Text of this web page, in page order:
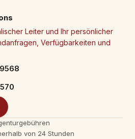
Leiter und Ihr persönlicher
Verfügbarkeiten und
von 24 Stunden